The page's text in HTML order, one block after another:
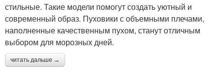
стильные. Такие модели помогут создать уютный и
современный образ. Пуховики с объемными плечами,
наполненные качественным пухом, станут отличным
выбором для морозных дней.
читать дальше →